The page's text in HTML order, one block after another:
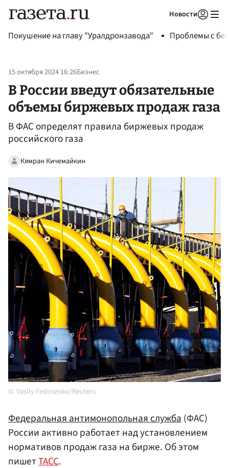
Новости
Покушение на главу "Уралдронзавода" Проблемы с
15 октября 2024 16:26Бизнес
В России введут обязательные
объемы биржевых продаж газа
В ФАС определят правила биржевых продаж
российского газа
Кямран Кичемайкин
Vasily Fedosenko/Reuters
Федеральная антимонопольная служба(ФАС)
России активно работает над установлением
нормативов продаж газа на бирже. Об этом
пишетТАСС.